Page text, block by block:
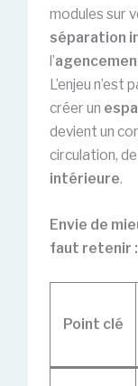
modules sur
séparation
l’
L’enjeu n’est
créer un
devient un
circulation,
intérieure.
Envie de
faut retenir :
Point clé